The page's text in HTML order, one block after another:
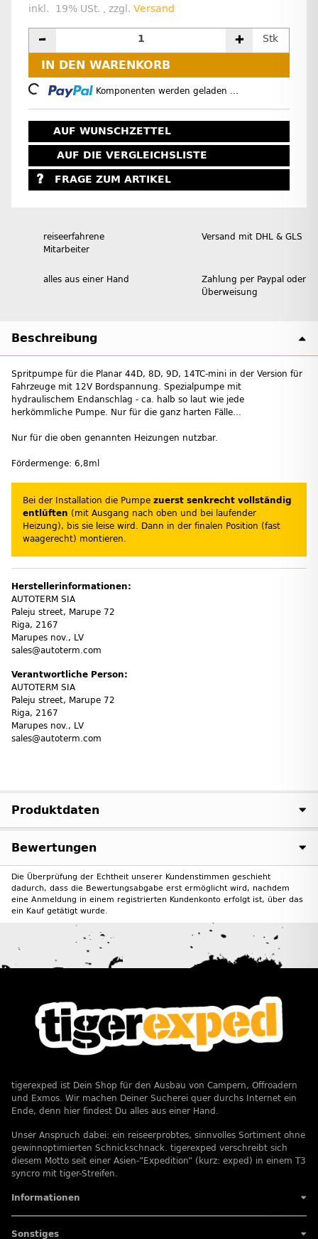
inkl. 19% USt. , zzgl. Versand
Stk
IN DEN WARENKORB
Loading... Komponenten werden geladen ...
AUF WUNSCHZETTEL
AUF DIE VERGLEICHSLISTE
FRAGE ZUM ARTIKEL
reiseerfahrene
Mitarbeiter
Versand mit DHL & GLS
alles aus einer Hand
Zahlung per Paypal oder
Überweisung
Beschreibung
Spritpumpe für die Planar 44D, 8D, 9D, 14TC-mini in der Version für
Fahrzeuge mit 12V Bordspannung. Spezialpumpe mit
hydraulischem Endanschlag - ca. halb so laut wie jede
herkömmliche Pumpe. Nur für die ganz harten Fälle...
Nur für die oben genannten Heizungen nutzbar.
Fördermenge: 6,8ml
Bei der Installation die Pumpe zuerst senkrecht vollständig
entlüften (mit Ausgang nach oben und bei laufender
Heizung), bis sie leise wird. Dann in der finalen Position (fast
waagerecht) montieren.
Herstellerinformationen:
AUTOTERM SIA
Paleju street, Marupe 72
Riga, 2167
Marupes nov., LV
sales@autoterm.com
Verantwortliche Person:
AUTOTERM SIA
Paleju street, Marupe 72
Riga, 2167
Marupes nov., LV
sales@autoterm.com
Produktdaten
Bewertungen
Die Überprüfung der Echtheit unserer Kundenstimmen geschieht
dadurch, dass die Bewertungsabgabe erst ermöglicht wird, nachdem
eine Anmeldung in einem registrierten Kundenkonto erfolgt ist, über das
ein Kauf getätigt wurde.
tigerexped ist Dein Shop für den Ausbau von Campern, Offroadern
und Exmos. Wir machen Deiner Sucherei quer durchs Internet ein
Ende, denn hier findest Du alles aus einer Hand.
Unser Anspruch dabei: ein reiseerprobtes, sinnvolles Sortiment ohne
gewinnoptimierten Schnickschnack. tigerexped verschreibt sich
diesem Motto seit einer Asien-”Expedition” (kurz: exped) in einem T3
syncro mit tiger-Streifen.
Informationen
Sonstiges